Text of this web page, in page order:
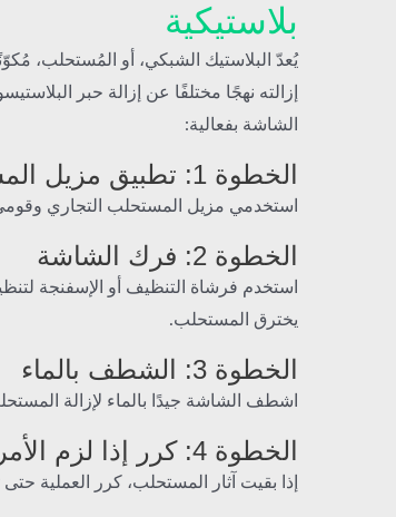
بلاستيكية
يُعدّ البلاستيك الشبكي، أو المُستحلب،
إزالته نهجًا مختلفًا عن إزالة حبر
الشاشة بفعالية:
الخطوة 1: تطبيق مزيل المستحلب
استخدمي مزيل المستحلب التجاري
الخطوة 2: فرك الشاشة
استخدم فرشاة التنظيف أو الإسفنجة
يخترق المستحلب.
الخطوة 3: الشطف بالماء
اشطف الشاشة جيدًا بالماء لإزالة
الخطوة 4: كرر إذا لزم الأمر
إذا بقيت آثار المستحلب، كرر العملية